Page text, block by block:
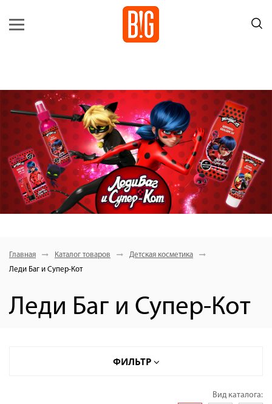
Главная Каталог товаров
Детская косметика
Леди Баг и Супер-Кот
Леди Баг и Супер-Кот
ФИЛЬТР
Вид каталога: